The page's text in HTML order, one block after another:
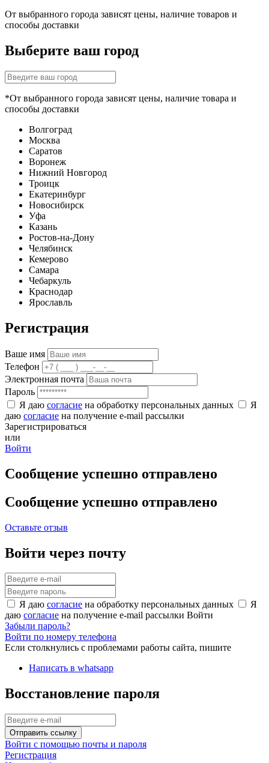
От выбранного города зависят цены, наличие товаров и
способы доставки
Выберите ваш город
*От выбранного города зависят цены, наличие товара и
способы доставки
Волгоград
Москва
Саратов
Воронеж
Нижний Новгород
Троицк
Екатеринбург
Новосибирск
Уфа
Казань
Ростов-на-Дону
Челябинск
Кемерово
Самара
Чебаркуль
Краснодар
Ярославль
Регистрация
Ваше имя
Телефон
Электронная почта
Пароль
Я даю согласие на обработку персональных данных
Я
даю согласие на получение e-mail рассылки
Зарегистрироваться
или
Войти
Сообщение успешно отправлено
Сообщение успешно отправлено
Оставьте отзыв
Войти через почту
Я даю согласие на обработку персональных данных
Я
даю согласие на получение e-mail рассылки Войти
Забыли пароль?
Войти по номеру телефона
Если столкнулись с проблемами работы сайта, пишите
Написать в whatsapp
Восстановление пароля
Отправить ссылку
Войти с помощью почты и пароля
Регистрация